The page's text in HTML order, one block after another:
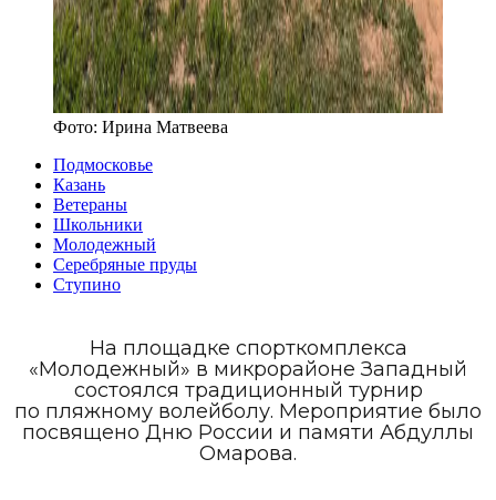
Фото: Ирина Матвеева
Подмосковье
Казань
Ветераны
Школьники
Молодежный
Серебряные пруды
Ступино
На площадке спорткомплекса
«Молодежный» в микрорайоне Западный
состоялся традиционный турнир
по пляжному волейболу. Мероприятие было
посвящено Дню России и памяти Абдуллы
Омарова.